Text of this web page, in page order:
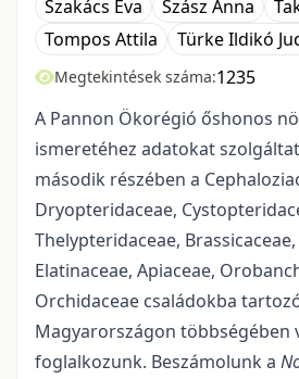
Szakács Éva
Szász Anna
Tompos Attila
Türke Ildikó
Megtekintések száma:1235
A Pannon Ökorégió őshonos
ismeretéhez adatokat
második részében a
Dryopteridaceae,
Thelypteridaceae, Brassicaceae,
Elatinaceae, Apiaceae,
Orchi­daceae családokba
Magyarországon többségében
foglalkozunk. Beszámo­lunk a